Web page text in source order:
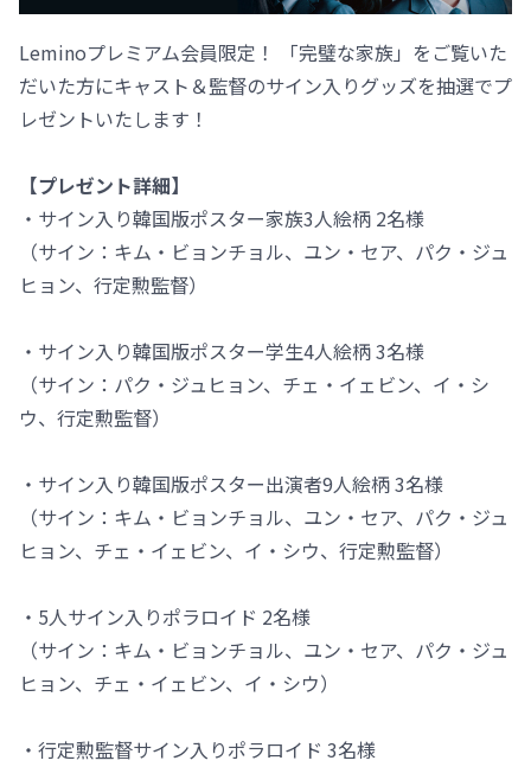
Leminoプレミアム会員限定！ 「完璧な家族」をご覧いた
だいた方にキャスト＆監督のサイン入りグッズを抽選でプ
レゼントいたします！
【プレゼント詳細】
・サイン入り韓国版ポスター家族3人絵柄 2名様
（サイン：キム・ビョンチョル、ユン・セア、パク・ジュ
ヒョン、行定勲監督）
・サイン入り韓国版ポスター学生4人絵柄 3名様
（サイン：パク・ジュヒョン、チェ・イェビン、イ・シ
ウ、行定勲監督）
・サイン入り韓国版ポスター出演者9人絵柄 3名様
（サイン：キム・ビョンチョル、ユン・セア、パク・ジュ
ヒョン、チェ・イェビン、イ・シウ、行定勲監督）
・5人サイン入りポラロイド 2名様
（サイン：キム・ビョンチョル、ユン・セア、パク・ジュ
ヒョン、チェ・イェビン、イ・シウ）
・行定勲監督サイン入りポラロイド 3名様